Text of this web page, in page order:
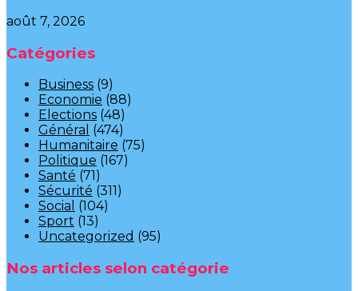
août 7, 2026
Catégories
Business (9)
Economie (88)
Elections (48)
Général (474)
Humanitaire (75)
Politique (167)
Santé (71)
Sécurité (311)
Social (104)
Sport (13)
Uncategorized (95)
Nos articles selon catégorie